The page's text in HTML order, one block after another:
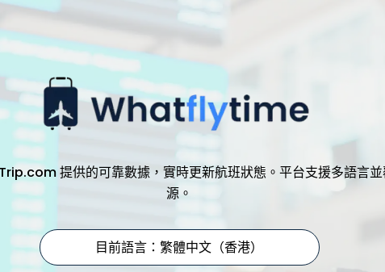
提供的可靠數據，實時更新航班狀態。平台支援多語言
源。
目前語言：繁體中文（香港）